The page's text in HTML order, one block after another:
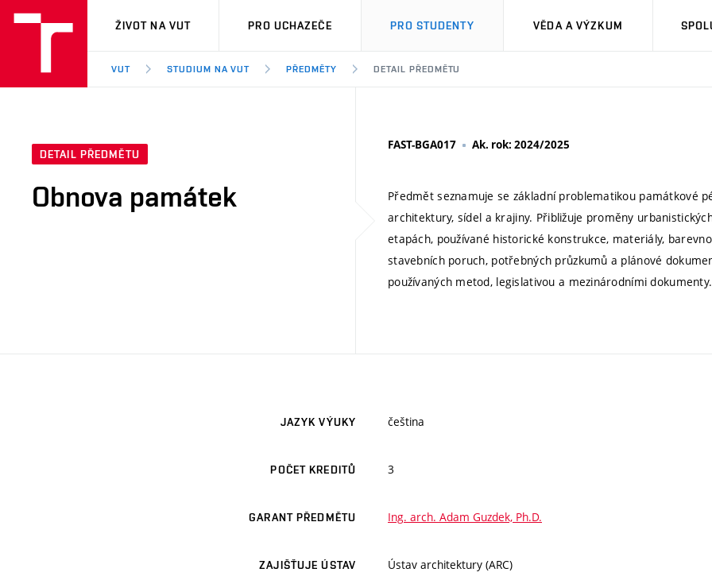
VUT
ŽIVOT NA VUT PRO UCHAZEČE PRO STUDENTY VĚDA A VÝZKUM
VUT STUDIUM NA VUT PŘEDMĚTY DETAIL PŘEDMĚTU
DETAIL PŘEDMĚTU
Obnova památek
FAST-BGA017 Ak. rok: 2024/2025
Předmět seznamuje se základní problematikou památkové
architektury, sídel a krajiny. Přibližuje proměny
etapách, používané historické konstrukce, materiály,
stavebních poruch, potřebných průzkumů a plánové
používaných metod, legislativou a mezinárodními dokumenty.
JAZYK VÝUKY čeština
POČET KREDITŮ 3
GARANT PŘEDMĚTU Ing. arch. Adam Guzdek, Ph.D.
ZAJIŠŤUJE ÚSTAV Ústav architektury (ARC)